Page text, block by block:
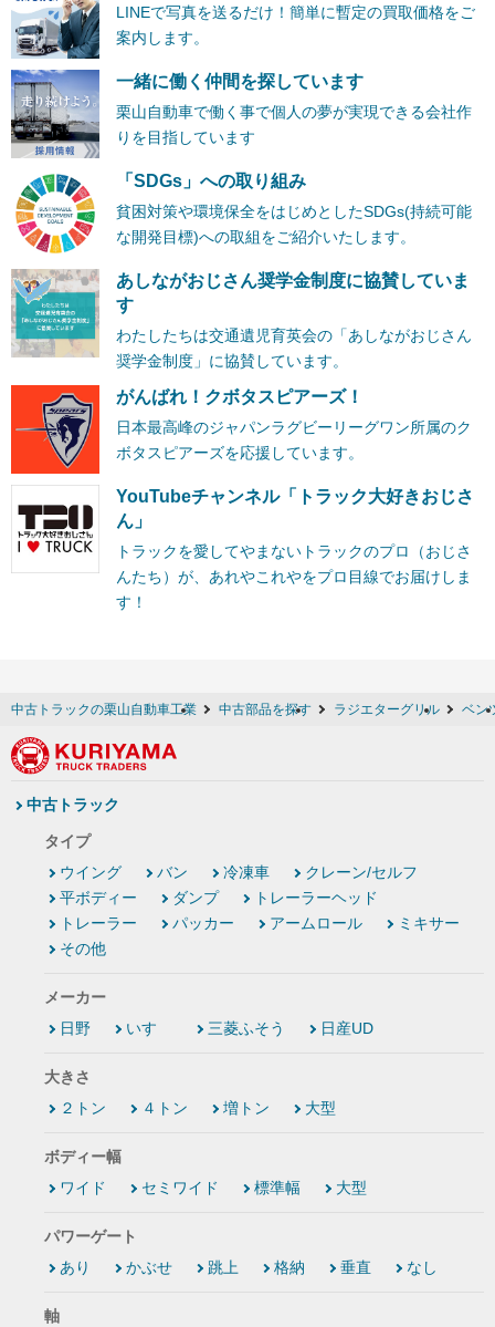
LINEで写真を送るだけ！簡単に暫定の買取価格をご
案内します。
一緒に働く仲間を探しています
栗山自動車で働く事で個人の夢が実現できる会社作
りを目指しています
「SDGs」への取り組み
貧困対策や環境保全をはじめとしたSDGs(持続可能
な開発目標)への取組をご紹介いたします。
あしながおじさん奨学金制度に協賛していま
す
わたしたちは交通遺児育英会の「あしながおじさん
奨学金制度」に協賛しています。
がんばれ！クボタスピアーズ！
日本最高峰のジャパンラグビーリーグワン所属のク
ボタスピアーズを応援しています。
YouTubeチャンネル「トラック大好きおじさ
ん」
トラックを愛してやまないトラックのプロ（おじさ
んたち）が、あれやこれやをプロ目線でお届けしま
す！
中古トラックの栗山自動車工業 中古部品を探す ラジエターグリル ベン
中古トラック
タイプ
ウイング
バン 冷凍車
クレーン/セルフ
平ボディー
ダンプ
トレーラーヘッド
トレーラー
パッカー アームロール
ミキサー
その他
メーカー
日野
いすゞ 三菱ふそう 日産UD
大きさ
２トン
４トン 増トン 大型
ボディー幅
ワイド
セミワイド 標準幅 大型
パワーゲート
あり
かぶせ 跳上 格納 垂直 なし
軸